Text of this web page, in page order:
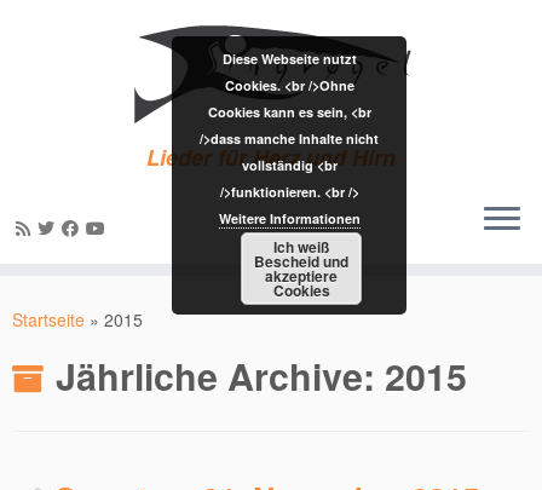
Inhalt
Lieder für Herz und Hirn
Startseite » 2015
Jährliche Archive: 2015
Diese Webseite nutzt
Cookies. <br />Ohne
Cookies kann es sein, <br
/>dass manche Inhalte nicht
vollständig <br
/>funktionieren. <br />
Weitere Informationen
Ich weiß
Bescheid und
akzeptiere
Cookies